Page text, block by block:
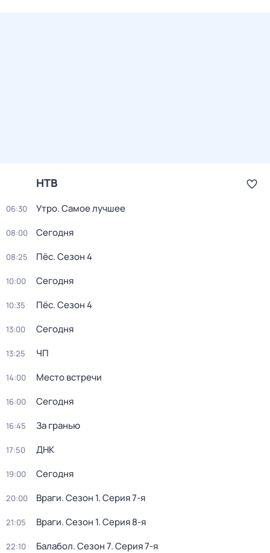
НТВ
06:30 Утро. Самое лучшее
08:00 Сегодня
08:25 Пёс. Сезон 4
10:00 Сегодня
10:35 Пёс. Сезон 4
13:00 Сегодня
13:25 ЧП
14:00 Место встречи
16:00 Сегодня
16:45 За гранью
17:50 ДНК
19:00 Сегодня
20:00 Враги. Сезон 1. Серия 7-я
21:05 Враги. Сезон 1. Серия 8-я
22:10 Балабол. Сезон 7. Серия 7-я